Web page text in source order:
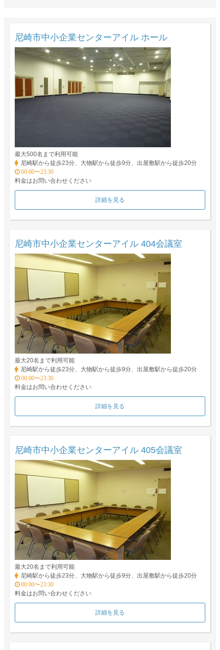
尼崎市中小企業センターアイル ホール
最大500名まで利用可能
尼崎駅から徒歩23分、大物駅から徒歩9分、出屋敷駅から徒歩20分
00:00〜23:30
料金はお問い合わせください
詳細を見る
尼崎市中小企業センターアイル 404会議室
最大20名まで利用可能
尼崎駅から徒歩23分、大物駅から徒歩9分、出屋敷駅から徒歩20分
00:00〜23:30
料金はお問い合わせください
詳細を見る
尼崎市中小企業センターアイル 405会議室
最大20名まで利用可能
尼崎駅から徒歩23分、大物駅から徒歩9分、出屋敷駅から徒歩20分
00:00〜23:30
料金はお問い合わせください
詳細を見る